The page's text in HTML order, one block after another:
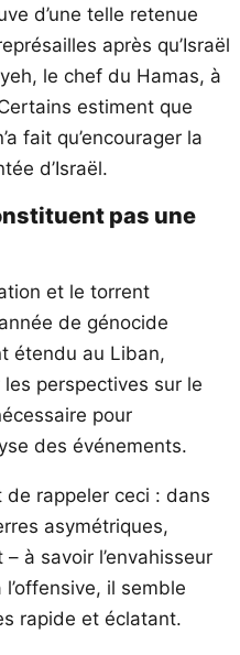
d’une telle retenue
après qu’Israël
le chef du Hamas, à
estiment que
fait qu’encourager la
d’Israël.
pas une
et le torrent
de génocide
étendu au Liban,
perspectives sur le
pour
des événements.
de rappeler ceci : dans
asymétriques,
à savoir l’envahisseur
il semble
rapide et éclatant.